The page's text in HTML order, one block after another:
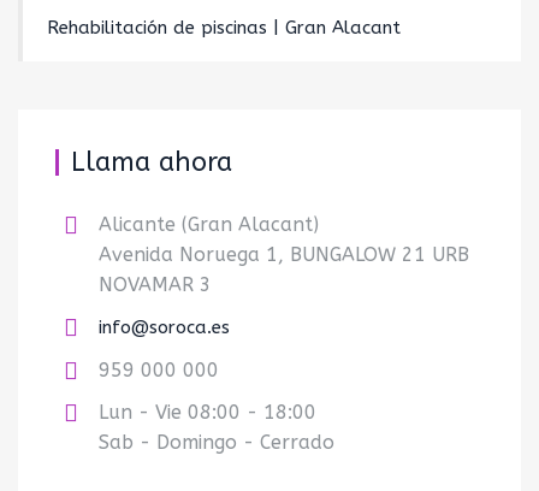
Rehabilitación de piscinas | Gran Alacant
Llama ahora
Alicante (Gran Alacant)
Avenida Noruega 1, BUNGALOW 21 URB
NOVAMAR 3
info@soroca.es
959 000 000
Lun - Vie 08:00 - 18:00
Sab - Domingo - Cerrado